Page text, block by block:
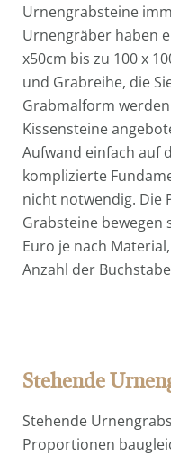
Urnengrabsteine
Urnengräber haben
x50cm bis zu 100 x
und Grabreihe, die
Grabmalform
Kissensteine
Aufwand einfach auf
komplizierte
nicht notwendig. Die
Grabsteine bewegen
Euro je nach
Anzahl der
Stehende
Stehende
Proportionen